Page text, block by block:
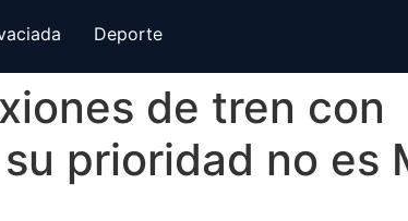
Deporte
de tren con
prioridad no es